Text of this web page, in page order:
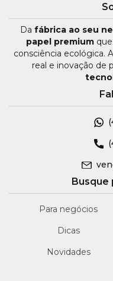
Da fábrica ao seu
papel premiumque
consciência ecológica.
real e inovação de
Busque
Para negócios
Dicas
Novidades